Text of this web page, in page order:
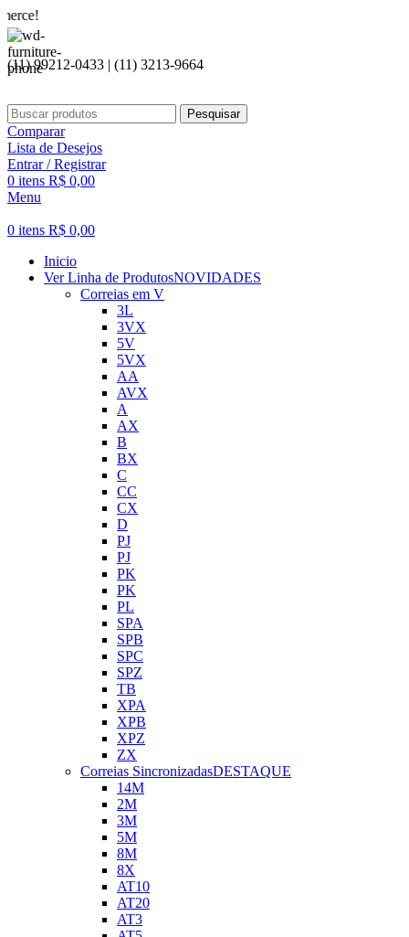
(11) 99212-0433 | (11) 3213-9664
Pesquisar
Comparar
Lista de Desejos
Entrar / Registrar
0 itens R$ 0,00
Menu
0 itens R$ 0,00
Inicio
Ver Linha de ProdutosNOVIDADES
Correias em V
3L
3VX
5V
5VX
AA
AVX
A
AX
B
BX
C
CC
CX
D
PJ
PJ
PK
PK
PL
SPA
SPB
SPC
SPZ
TB
XPA
XPB
XPZ
ZX
Correias SincronizadasDESTAQUE
14M
2M
3M
5M
8M
8X
AT10
AT20
AT3